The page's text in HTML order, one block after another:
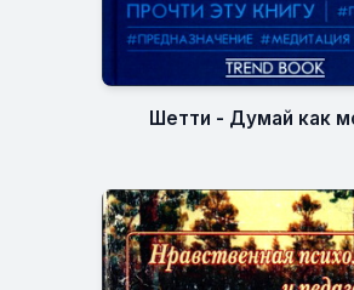
Шетти - Думай как